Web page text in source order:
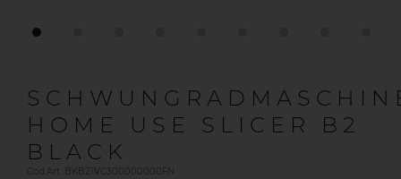
HOME USE SLICER B2
BLACK
Cod.Art. BKB21VC300000000FN